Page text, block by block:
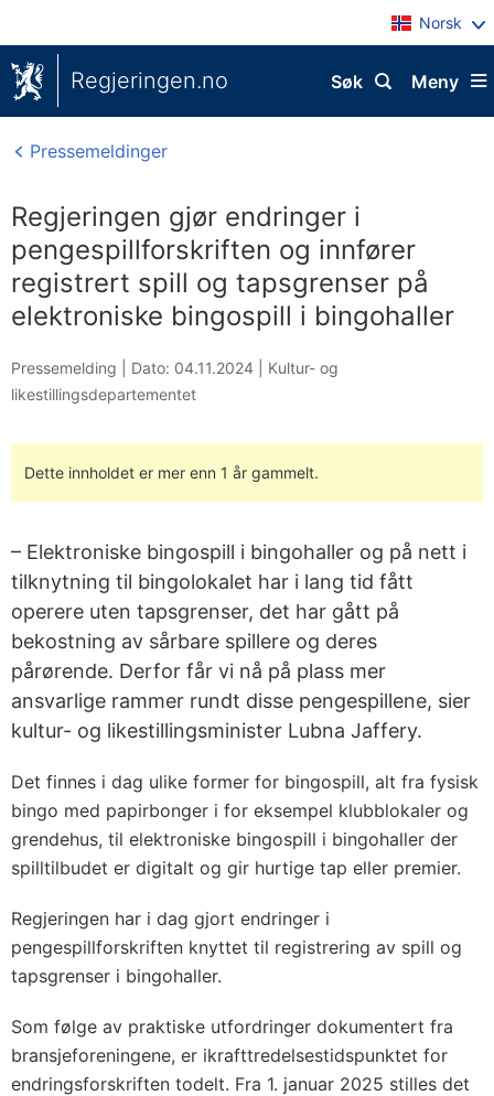
Norsk
Regjeringen.no Meny
Søk
Pressemeldinger
Regjeringen gjør endringer i
pengespillforskriften og innfører
registrert spill og tapsgrenser på
elektroniske bingospill i bingohaller
Pressemelding | Dato: 04.11.2024
Kultur- og
likestillingsdepartementet
Dette innholdet er mer enn 1 år gammelt.
– Elektroniske bingospill i bingohaller og på nett i
tilknytning til bingolokalet har i lang tid fått
operere uten tapsgrenser, det har gått på
bekostning av sårbare spillere og deres
pårørende. Derfor får vi nå på plass mer
ansvarlige rammer rundt disse pengespillene, sier
kultur- og likestillingsminister Lubna Jaffery.
Det finnes i dag ulike former for bingospill, alt fra fysisk
bingo med papirbonger i for eksempel klubblokaler og
grendehus, til elektroniske bingospill i bingohaller der
spilltilbudet er digitalt og gir hurtige tap eller premier.
Regjeringen har i dag gjort endringer i
pengespillforskriften knyttet til registrering av spill og
tapsgrenser i bingohaller.
Som følge av praktiske utfordringer dokumentert fra
bransjeforeningene, er ikrafttredelsestidspunktet for
endringsforskriften todelt. Fra 1. januar 2025 stilles det